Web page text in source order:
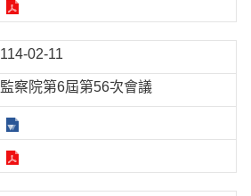
114-02-11
監察院第6屆第56次會議